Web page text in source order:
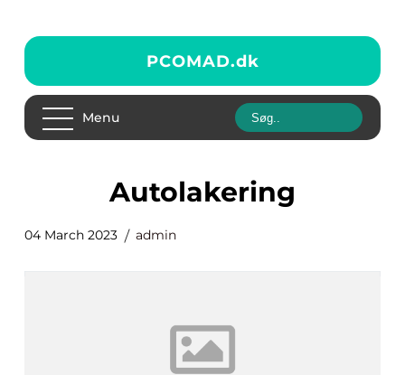
PCOMAD.dk
Menu
autolakering
04 March 2023 admin